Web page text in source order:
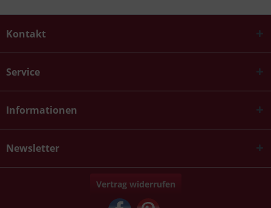
Kontakt
Service
Informationen
Newsletter
Vertrag widerrufen